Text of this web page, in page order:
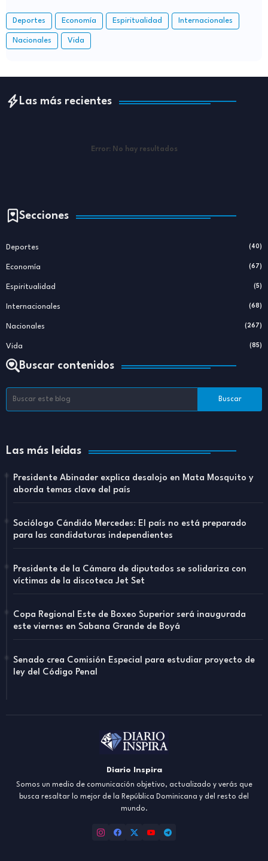
Deportes Economía Espiritualidad Internacionales
Nacionales Vida
Las más recientes
Error: No hay resultados
Secciones
Deportes (40)
Economía (67)
Espiritualidad (5)
Internacionales (68)
Nacionales (267)
Vida (85)
Buscar contenidos
Las más leídas
Presidente Abinader explica desalojo en Mata Mosquito y
aborda temas clave del país
Sociólogo Cándido Mercedes: El país no está preparado
para las candidaturas independientes
Presidente de la Cámara de diputados se solidariza con
víctimas de la discoteca Jet Set
Copa Regional Este de Boxeo Superior será inaugurada
este viernes en Sabana Grande de Boyá
Senado crea Comisión Especial para estudiar proyecto de
ley del Código Penal
Diario Inspira
Somos un medio de comunicación objetivo, actualizado y verás que
busca resaltar lo mejor de la República Dominicana y del resto del
mundo.